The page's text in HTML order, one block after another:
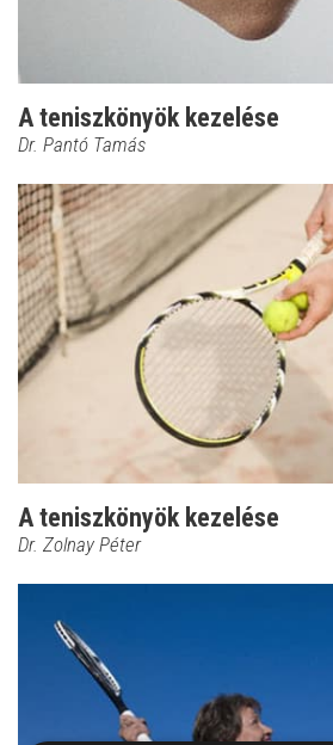
A teniszkönyök kezelése
Dr. Pantó Tamás
A teniszkönyök kezelése
Dr. Zolnay Péter